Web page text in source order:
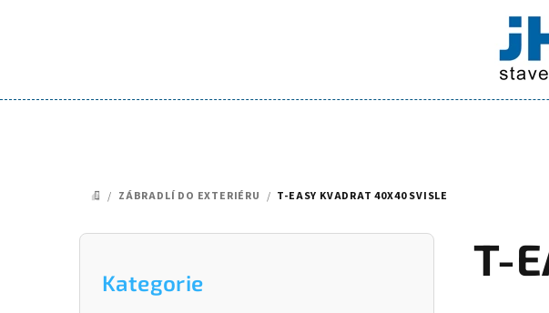
DOMŮ
/ ZÁBRADLÍ DO EXTERIÉRU / T-EASY KVADRAT 40X40 SVISLE
P
Přeskočit
kategorie
Kategorie T-